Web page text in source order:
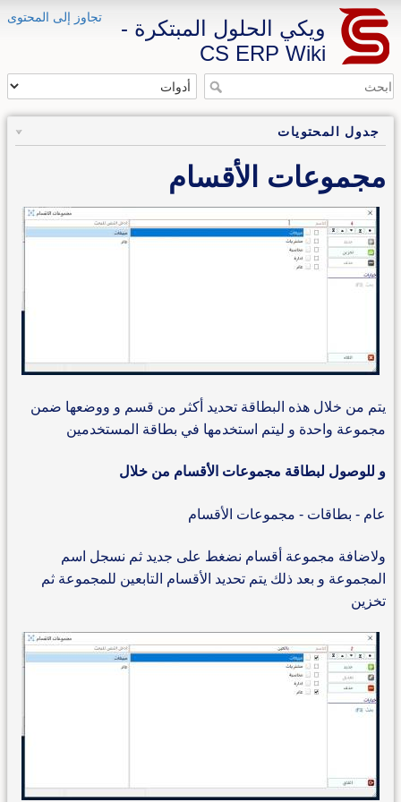
تجاوز إلى المحتوى
ويكي الحلول المبتكرة -
CS ERP Wiki
جدول المحتويات
مجموعات الأقسام
يتم من خلال هذه البطاقة تحديد أكثر من قسم و ووضعها ضمن
مجموعة واحدة و ليتم استخدمها في بطاقة المستخدمين
و للوصول لبطاقة مجموعات الأقسام من خلال
عام - بطاقات - مجموعات الأقسام
ولاضافة مجموعة أقسام نضغط على جديد ثم نسجل اسم
المجموعة و بعد ذلك يتم تحديد الأقسام التابعين للمجموعة ثم
تخزين